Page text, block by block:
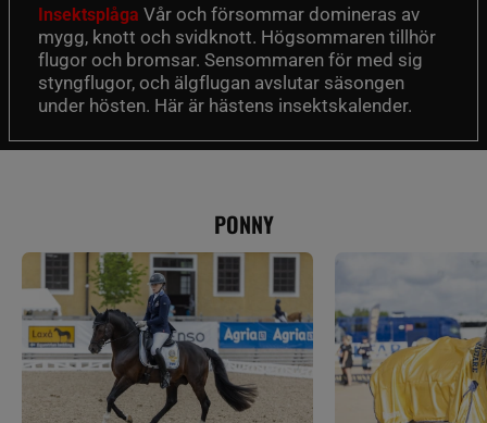
Insektsplåga Vår och försommar domineras av
mygg, knott och svidknott. Högsommaren tillhör
flugor och bromsar. Sensommaren för med sig
styngflugor, och älgflugan avslutar säsongen
under hösten. Här är hästens insektskalender.
PONNY